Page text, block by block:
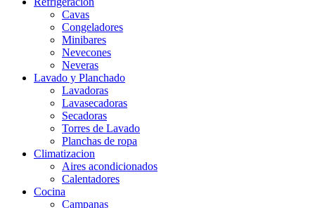
Cavas
Congeladores
Minibares
Nevecones
Neveras
Lavado y Planchado
Lavadoras
Lavasecadoras
Secadoras
Torres de Lavado
Planchas de ropa
Climatizacion
Aires acondicionados
Calentadores
Cocina
Campanas